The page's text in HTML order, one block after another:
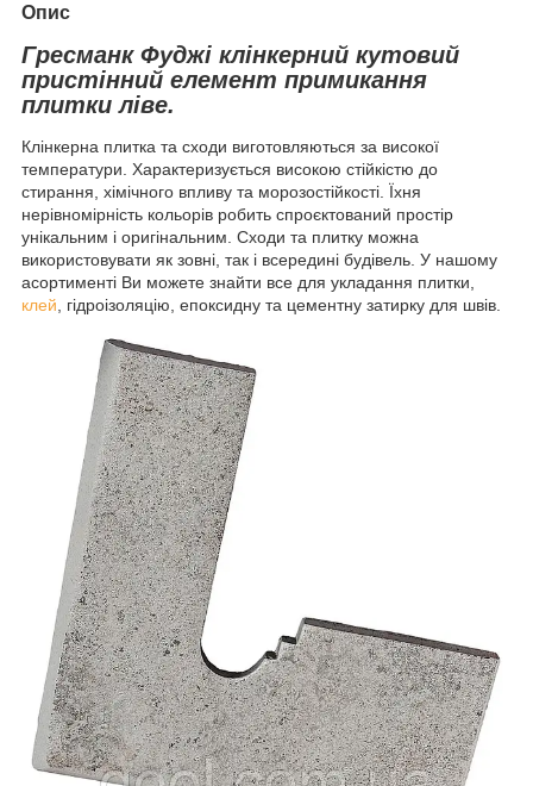
Опис
Гресманк Фуджі клінкерний кутовий
пристінний елемент примикання
плитки ліве.
Клінкерна плитка та сходи виготовляються за високої
температури. Характеризується високою стійкістю до
стирання, хімічного впливу та морозостійкості. Їхня
нерівномірність кольорів робить спроєктований простір
унікальним і оригінальним. Сходи та плитку можна
використовувати як зовні, так і всередині будівель. У нашому
асортименті Ви можете знайти все для укладання плитки,
клей, гідроізоляцію, епоксидну та цементну затирку для швів.